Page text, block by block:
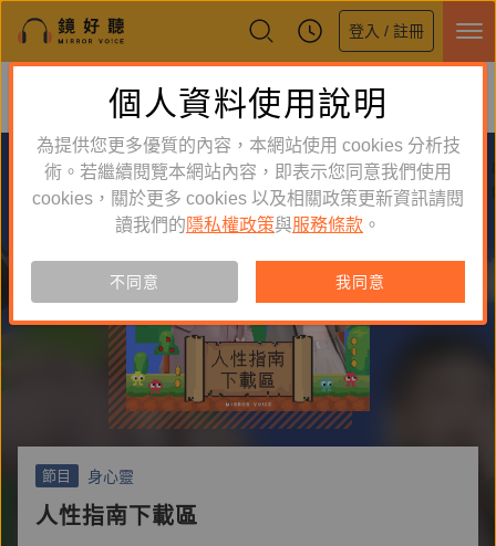
登入 / 註冊
鏡好聽全新APP上線
體驗全面升級，即刻下載
節目 身心靈
人性指南下載區
個人資料使用說明
為提供您更多優質的內容，本網站使用 cookies 分析技
術。若繼續閱覽本網站內容，即表示您同意我們使用
cookies，關於更多 cookies 以及相關政策更新資訊請閱
讀我們的 隱私權政策與服務條款 。
不同意 我同意